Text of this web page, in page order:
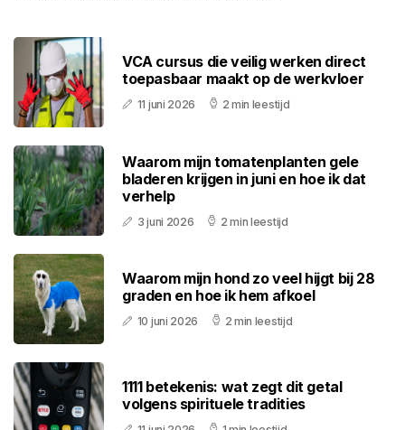
VCA cursus die veilig werken direct
toepasbaar maakt op de werkvloer
11 juni 2026 2 min leestijd
Waarom mijn tomatenplanten gele
bladeren krijgen in juni en hoe ik dat
verhelp
3 juni 2026 2 min leestijd
Waarom mijn hond zo veel hijgt bij 28
graden en hoe ik hem afkoel
10 juni 2026 2 min leestijd
1111 betekenis: wat zegt dit getal
volgens spirituele tradities